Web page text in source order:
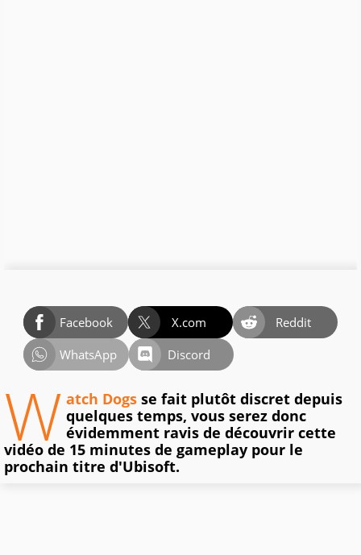
Facebook X.com
Reddit
WhatsApp
Discord
W atch Dogs se fait plutôt discret depuis
quelques temps, vous serez donc
évidemment ravis de découvrir cette
vidéo de 15 minutes de gameplay pour le
prochain titre d'Ubisoft.